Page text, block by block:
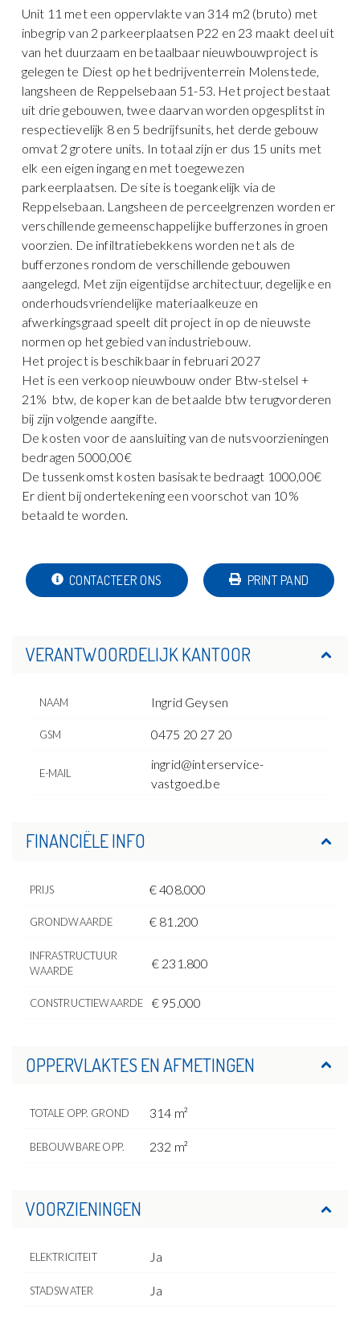
Unit 11 met een oppervlakte van 314 m2 (bruto) met
inbegrip van 2 parkeerplaatsen P22 en 23 maakt deel uit
van het duurzaam en betaalbaar nieuwbouwproject is
gelegen te Diest op het bedrijventerrein Molenstede,
langsheen de Reppelsebaan 51-53. Het project bestaat
uit drie gebouwen, twee daarvan worden opgesplitst in
respectievelijk 8 en 5 bedrijfsunits, het derde gebouw
omvat 2 grotere units. In totaal zijn er dus 15 units met
elk een eigen ingang en met toegewezen
parkeerplaatsen. De site is toegankelijk via de
Reppelsebaan. Langsheen de perceelgrenzen worden er
verschillende gemeenschappelijke bufferzones in groen
voorzien. De infiltratiebekkens worden net als de
bufferzones rondom de verschillende gebouwen
aangelegd. Met zijn eigentijdse architectuur, degelijke en
onderhoudsvriendelijke materiaalkeuze en
afwerkingsgraad speelt dit project in op de nieuwste
normen op het gebied van industriebouw.
Het project is beschikbaar in februari 2027
Het is een verkoop nieuwbouw onder Btw-stelsel +
21% btw, de koper kan de betaalde btw terugvorderen
bij zijn volgende aangifte.
De kosten voor de aansluiting van de nutsvoorzieningen
bedragen 5000,00€
De tussenkomst kosten basisakte bedraagt 1000,00€
Er dient bij ondertekening een voorschot van 10%
betaald te worden.
CONTACTEER ONS PRINT PAND
VERANTWOORDELIJK KANTOOR
NAAM Ingrid Geysen
GSM 0475 20 27 20
E-MAIL
ingrid@interservice-
vastgoed.be
FINANCIËLE INFO
PRIJS € 408.000
GRONDWAARDE € 81.200
INFRASTRUCTUUR
WAARDE
€ 231.800
CONSTRUCTIEWAARDE € 95.000
OPPERVLAKTES EN AFMETINGEN
TOTALE OPP. GROND 314 m²
BEBOUWBARE OPP. 232 m²
VOORZIENINGEN
ELEKTRICITEIT Ja
STADSWATER Ja